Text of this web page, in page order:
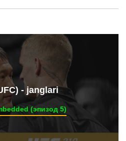
- janglari
(эпизод 5)